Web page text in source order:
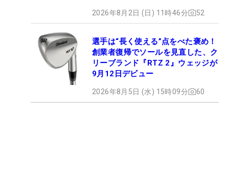
2026年8月2日 (日) 11時46分 52
選手は“長く使える”点をべた褒め！
創業者復帰でソールを見直した、ク
リーブランド『RTZ 2』ウェッジが
9月12日デビュー
2026年8月5日 (水) 15時09分 60